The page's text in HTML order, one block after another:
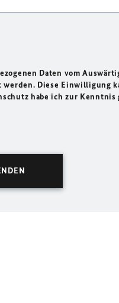
Daten vom
Diese Einwilligung
habe ich zur Kenntnis